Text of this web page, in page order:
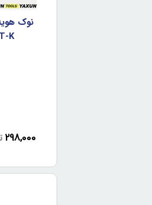
نوک
K
298,000